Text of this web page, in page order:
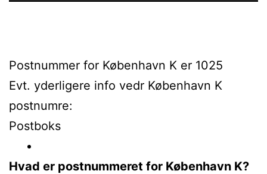
Postnummer for København K er 1025
Evt. yderligere info vedr København K
postnumre:
Postboks
Hvad er postnummeret for København K?